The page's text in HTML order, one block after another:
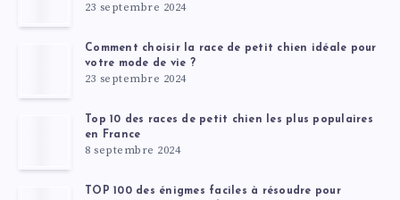
23 septembre 2024
Comment choisir la race de petit chien idéale pour
votre mode de vie ?
23 septembre 2024
Top 10 des races de petit chien les plus populaires
en France
8 septembre 2024
TOP 100 des énigmes faciles à résoudre pour